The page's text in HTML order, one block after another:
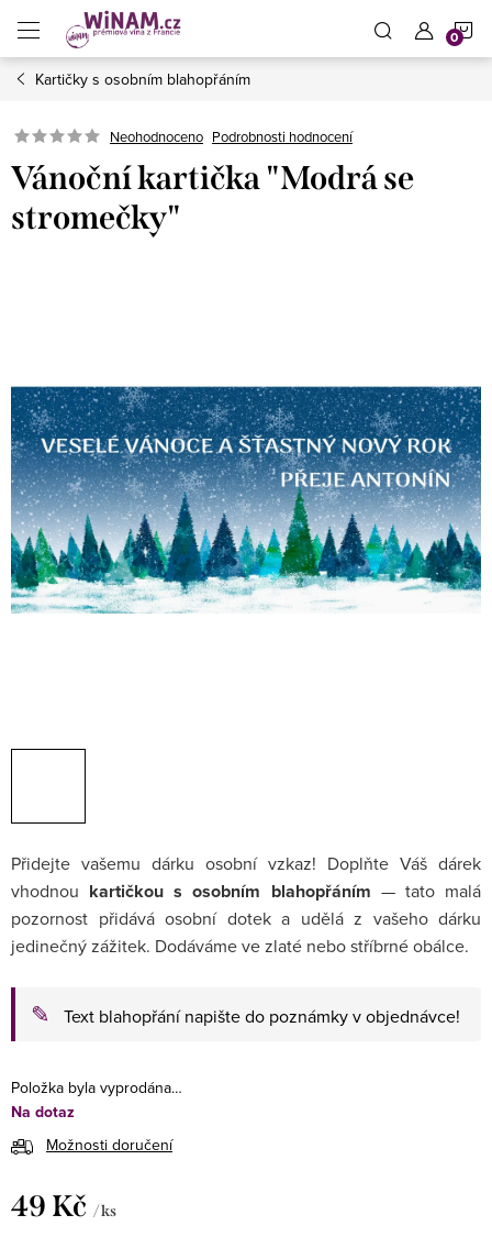
obsah
Kartičky s osobním blahopřáním
Neohodnoceno Podrobnosti hodnocení
Vánoční kartička "Modrá se
stromečky"
Přidejte vašemu dárku osobní vzkaz! Doplňte Váš dárek
vhodnou kartičkou s osobním blahopřáním — tato malá
pozornost přidává osobní dotek a udělá z vašeho dárku
jedinečný zážitek. Dodáváme ve zlaté nebo stříbrné obálce.
✎ Text blahopřání napište do poznámky v objednávce!
Položka byla vyprodána…
Na dotaz
Možnosti doručení
49 Kč / ks